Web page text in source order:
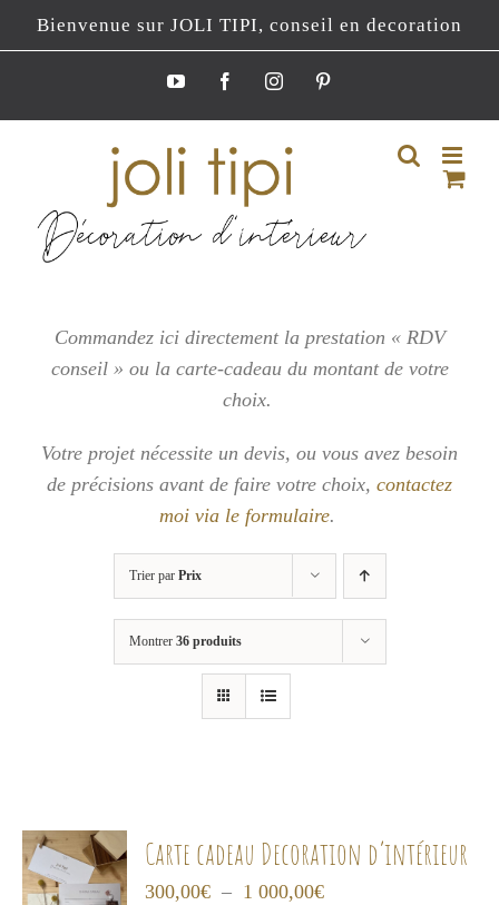
Passer
au
Bienvenue sur JOLI TIPI, conseil en decoration
YouTubeFacebookInstagramPinterest
Commandez ici directement la prestation « RDV
conseil » ou la carte-cadeau du montant de votre
choix.
Votre projet nécessite un devis, ou vous avez besoin
de précisions avant de faire votre choix, contactez
moi via le formulaire.
Trier par Prix
Montrer 36 produits
Carte cadeau Decoration d’intérieur
300,00€ – 1 000,00€Plage